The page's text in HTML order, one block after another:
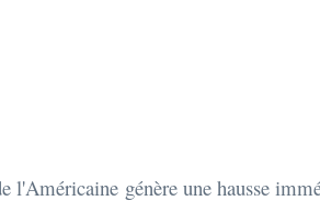
génère une hausse